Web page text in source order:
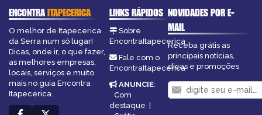
ENCONTRAITAPECERICA
O melhor de Itapecerica
da Serra num só lugar!
Dicas, onde ir, o que fazer,
as melhores empresas,
locais, serviços e muito
mais no guia Encontra
Itapecerica.
LINKS RÁPIDOS
Sobre
EncontraItapecerica
Fale com o
EncontraItapecerica
ANUNCIE:
Com
destaque
NOVIDADES POR E-
MAIL
Receba grátis as
principais notícias,
dicas e promoções